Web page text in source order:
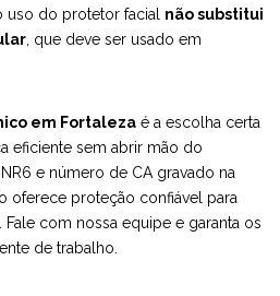
uso do protetor facial não substitui
, que deve ser usado em
em Fortaleza é a escolha certa
eficiente sem abrir mão do
e número de CA gravado na
oferece proteção confiável para
com nossa equipe e garanta os
de trabalho.